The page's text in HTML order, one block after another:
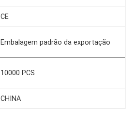
CE
Embalagem padrão da exportação
10000 PCS
CHINA